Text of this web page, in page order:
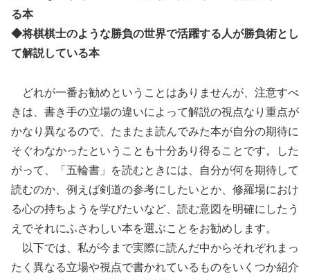
る本
◆将棋棋士のような勝負の世界で活躍する人が勝負術とし
て解説している本
どれが一番お勧めということはありませんが、注意すべ
きは、書き手の立場の違いによって解説の視点なり重点が
かなり異なるので、たまたま読んでみた本が自分の期待に
そぐわなかったということも十分あり得ることです。した
がって、「五輪書」を読むときには、自分が何を期待して
読むのか、例えば剣道の参考にしたいとか、修羅場におけ
る心の持ちようを学びたいなど、読む意図を明確にしたう
えでそれにふさわしい本を選ぶことをお勧めします。
以下では、私が今まで実際に読んだ中からそれぞれまっ
たく異なる立場や視点で書かれているものをいくつか紹介